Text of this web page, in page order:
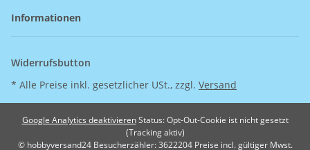
Informationen
Widerrufsbutton
* Alle Preise inkl. gesetzlicher USt., zzgl. Versand
Google Analytics deaktivieren Status: Opt-Out-Cookie ist nicht gesetzt
(Tracking aktiv)
© hobbyversand24Besucherzähler: 3622204 Preise incl. gültiger Mwst.